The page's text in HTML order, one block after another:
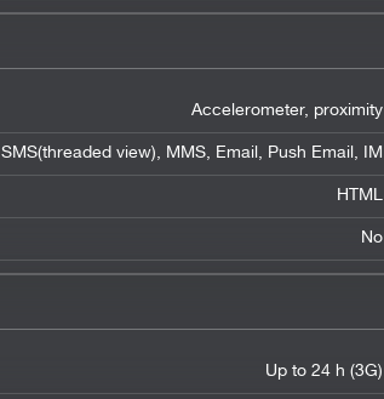
Accelerometer, proximity
SMS(threaded view), MMS, Email, Push Email, IM
HTML
No
Up to 24 h (3G)